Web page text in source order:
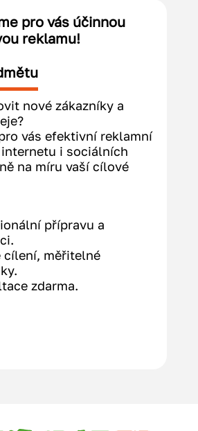
pro vás účinnou
reklamu!
nové zákazníky a
vás efektivní reklamní
internetu i sociálních
na míru vaší cílové
přípravu a
cílení, měřitelné
zdarma.